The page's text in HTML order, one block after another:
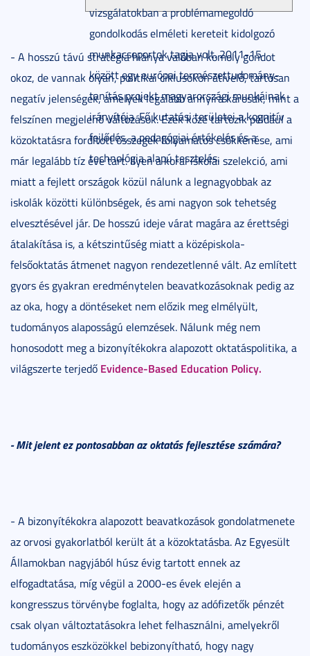
vizsgálatokban a problémamegoldó
gondolkodás elméleti kereteit kidolgozó
munkacsoportok tagja volt. 2011-15
között egy európai természettudomány-
tanítás projekt magyarországi munkáinak
irányítója. Fő kutatási területei a kognitív
fejlődés, a pedagógiai értékelés és a
technológia alapú tesztelés.
- A hosszú távú stratégia hiánya valóban komoly gondot
okoz, de vannak olyan, politikai ciklusokon átívelő, tartósan
negatív jelenségek, amelyek legalább annyira károsak, mint a
felszínen megjelenő változások. Ezek közé tartozik például a
közoktatásra fordított összegek folyamatos csökkenése, ami
már legalább tíz éve tart. Ilyen a korai iskolai szelekció, ami
miatt a fejlett országok közül nálunk a legnagyobbak az
iskolák közötti különbségek, és ami nagyon sok tehetség
elvesztésével jár. De hosszú ideje várat magára az érettségi
átalakítása is, a kétszintűség miatt a középiskola-
felsőoktatás átmenet nagyon rendezetlenné vált. Az említett
gyors és gyakran eredménytelen beavatkozásoknak pedig az
az oka, hogy a döntéseket nem előzik meg elmélyült,
tudományos alaposságú elemzések. Nálunk még nem
honosodott meg a bizonyítékokra alapozott oktatáspolitika, a
világszerte terjedő Evidence-Based Education Policy.
- Mit jelent ez pontosabban az oktatás fejlesztése számára?
- A bizonyítékokra alapozott beavatkozások gondolatmenete
az orvosi gyakorlatból került át a közoktatásba. Az Egyesült
Államokban nagyjából húsz évig tartott ennek az
elfogadtatása, míg végül a 2000-es évek elején a
kongresszus törvénybe foglalta, hogy az adófizetők pénzét
csak olyan változtatásokra lehet felhasználni, amelyekről
tudományos eszközökkel bebizonyítható, hogy nagy